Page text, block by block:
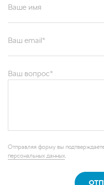
Ваше имя
персональных данных
Каталог запчастей